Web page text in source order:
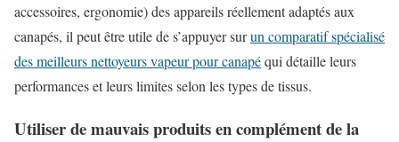
accessoires, ergonomie) des appareils réellement adaptés aux
canapés, il peut être utile de s’appuyer surun comparatif spécialisé
des meilleurs nettoyeurs vapeur pour canapéqui détaille leurs
performances et leurs limites selon les types de tissus.
Utiliser de mauvais produits en complément de la